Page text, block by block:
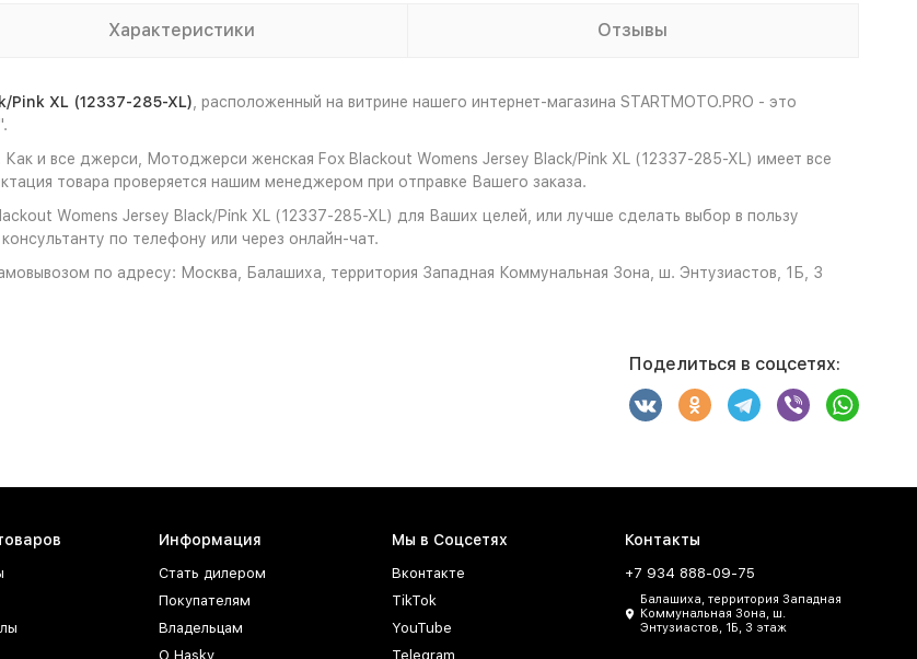
Характеристики Отзывы
XL (12337-285-XL) , расположенный на витрине нашего интернет-магазина STARTMOTO.PRO - это
Как и все джерси, Мотоджерси женская Fox Blackout Womens Jersey Black/Pink XL (12337-285-XL) имеет все
товара проверяется нашим менеджером при отправке Вашего заказа.
Womens Jersey Black/Pink XL (12337-285-XL) для Ваших целей, или лучше сделать выбор в пользу
по телефону или через онлайн-чат.
по адресу: Москва, Балашиха, территория Западная Коммунальная Зона, ш. Энтузиастов, 1Б, 3
Поделиться в соцсетях:
Информация
Стать дилером
Покупателям
Владельцам
О Hasky
Мы в Соцсетях
Вконтакте
TikTok
YouTube
Telegram
Контакты
+7 934 888-09-75
Балашиха, территория Западная
Коммунальная Зона, ш.
Энтузиастов, 1Б, 3 этаж